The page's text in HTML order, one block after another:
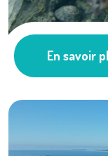
L’huître
Les
En savoir